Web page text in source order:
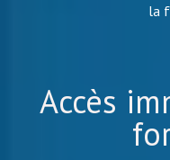
la
Accès